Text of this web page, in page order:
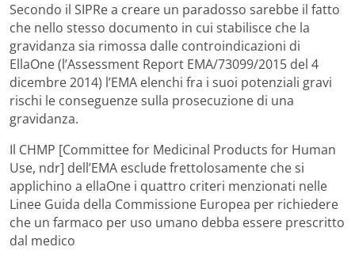
Secondo il SIPRe a creare un paradosso sarebbe il fatto
che nello stesso documento in cui stabilisce che la
gravidanza sia rimossa dalle controindicazioni di
EllaOne (l’Assessment Report EMA/73099/2015 del 4
dicembre 2014) l’EMA elenchi fra i suoi potenziali gravi
rischi le conseguenze sulla prosecuzione di una
gravidanza.
Il CHMP [Committee for Medicinal Products for Human
Use, ndr] dell’EMA esclude frettolosamente che si
applichino a ellaOne i quattro criteri menzionati nelle
Linee Guida della Commissione Europea per richiedere
che un farmaco per uso umano debba essere prescritto
dal medico